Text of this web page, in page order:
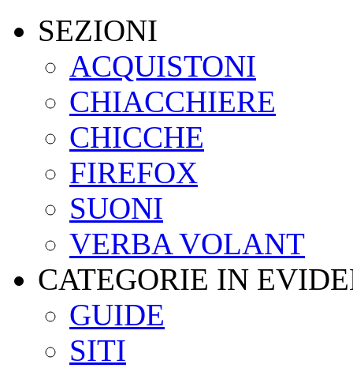
SEZIONI
ACQUISTONI
CHIACCHIERE
CHICCHE
FIREFOX
SUONI
VERBA VOLANT
CATEGORIE IN
GUIDE
SITI